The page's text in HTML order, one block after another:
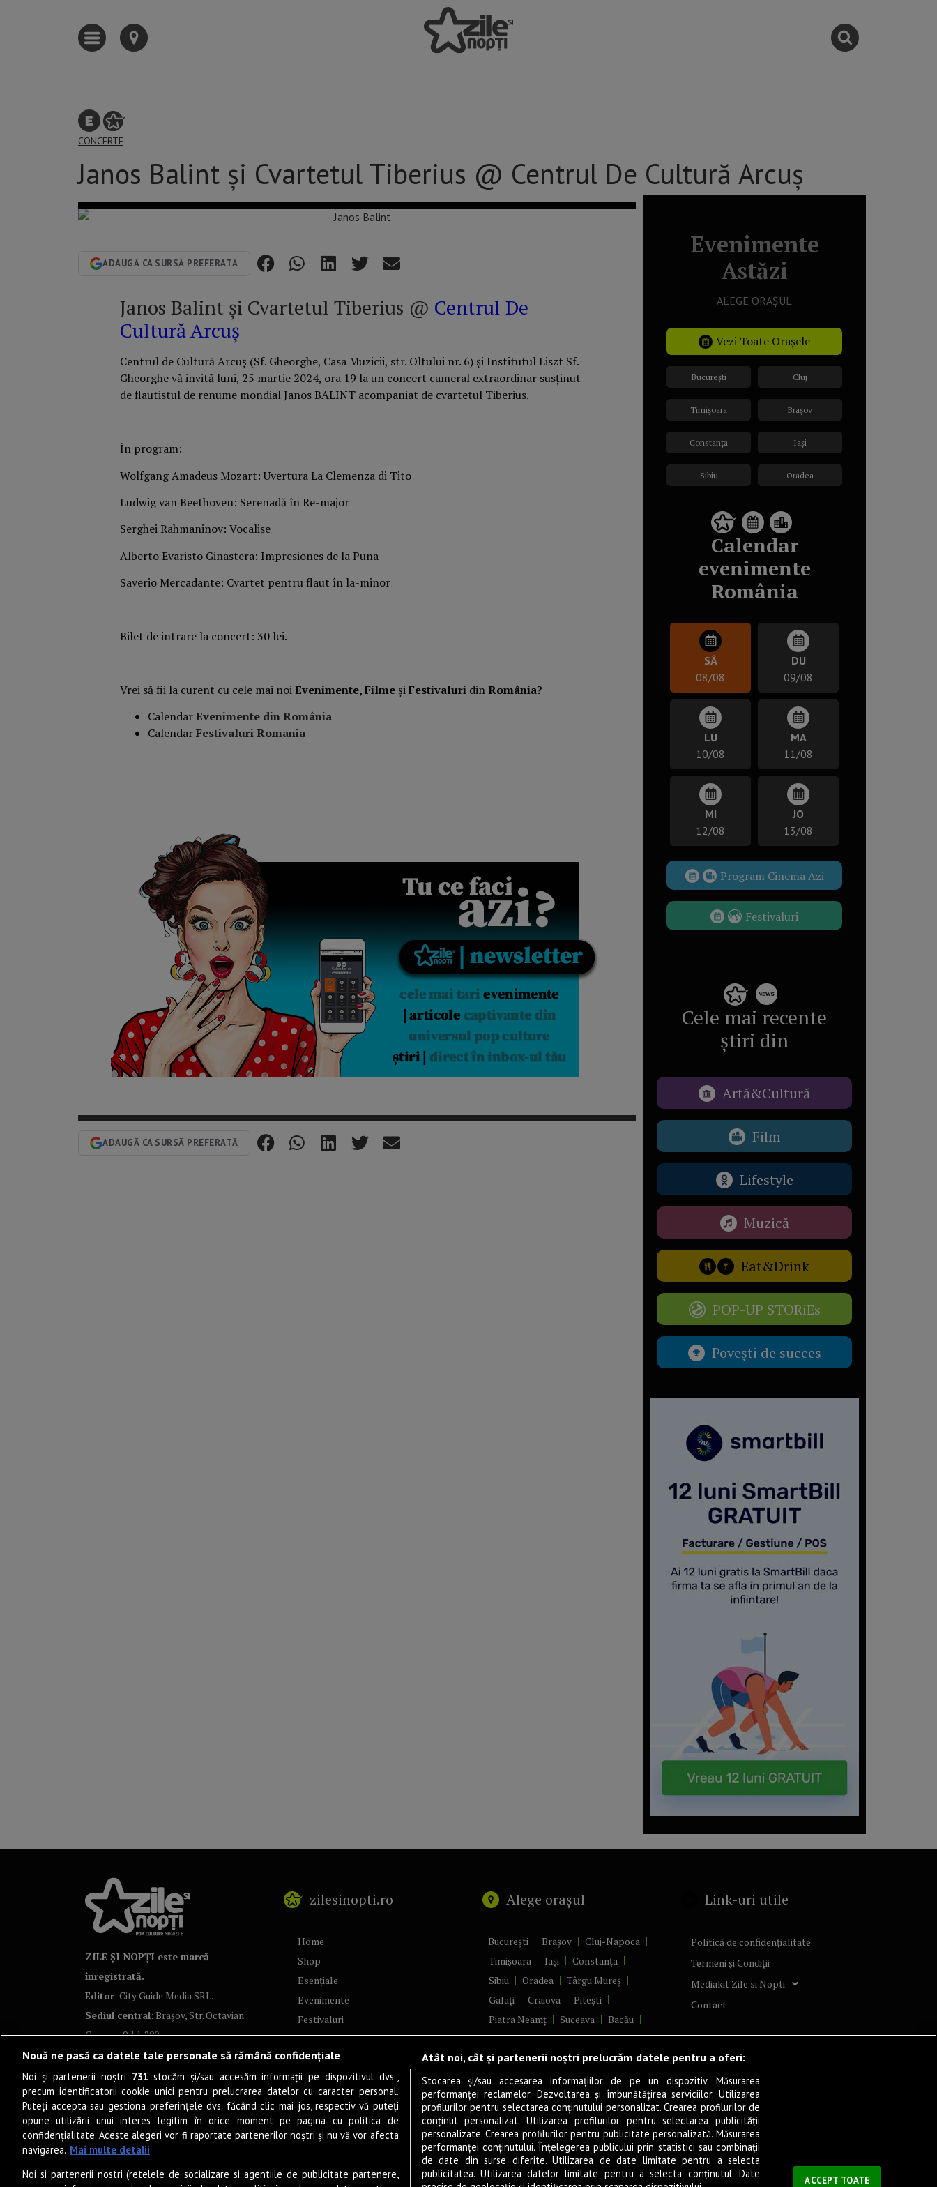
CONCERTE
Janos Balint și Cvartetul Tiberius @ Centrul De Cultură Arcuş
ADAUGĂ CA SURSĂ PREFERATĂ
Janos Balint și Cvartetul Tiberius @ Centrul De
Cultură Arcuş
Centrul de Cultură Arcuş (Sf. Gheorghe, Casa Muzicii, str. Oltului nr. 6) și Institutul Liszt Sf.
Gheorghe vă invită luni, 25 martie 2024, ora 19 la un concert cameral extraordinar susţinut
de flautistul de renume mondial Janos BALINT acompaniat de cvartetul Tiberius.
În program:
Wolfgang Amadeus Mozart: Uvertura La Clemenza di Tito
Ludwig van Beethoven: Serenadă în Re-major
Serghei Rahmaninov: Vocalise
Alberto Evaristo Ginastera: Impresiones de la Puna
Saverio Mercadante: Cvartet pentru flaut în la-minor
Bilet de intrare la concert: 30 lei.
Vrei să fii la curent cu cele mai noiEvenimente, Filme șiFestivaluri dinRomânia?
Calendar Evenimente din România
CalendarFestivaluri Romania
ADAUGĂ CA SURSĂ PREFERATĂ
Evenimente
Astăzi
ALEGE ORAȘUL
Vezi Toate Orașele
București
Timișoara
Constanța
Sibiu
Cluj
Brașov
Iași
Oradea
Calendar
evenimente
România
SÂ
08/08
DU
09/08
LU
10/08
MA
11/08
MI
12/08
JO
13/08
Program Cinema Azi
Festivaluri
Cele mai recente
știri din
Artă&Cultură
Film
Lifestyle
Muzică
Eat&Drink
POP-UP STORiEs
Povești de succes
ZILE ȘI NOPȚI este marcă
înregistrată.
Editor: City Guide Media SRL.
Sediul central: Brașov, Str. Octavian
Goga nr. 9, bl. 290
zilesinopti.ro
Home
Shop
Esențiale
Evenimente
Festivaluri
Concerte
Artă & Cultură
Teatru
Film
Program filme
Lifestyle
Muzică
Alege orașul
București Brașov
Cluj-Napoca
Timișoara
Iași
Constanța
Sibiu
Oradea
Târgu Mureș
Galați
Craiova
Pitești
Piatra Neamț
Suceava
Bacău
Brăila
Ploiești
Râmnicu Vâlcea
Alba Iulia
Arad
Bistrița
Baia Mare
Satu Mare
Sfântu Gheorghe
Deva
Focșani
Tulcea
Târgu Jiu
Alexandria
Botoșani
Buzău Vaslui
Reșița
Târgoviște
Drobeta-Turnu Severin
Călărași
Link-uri utile
Politică de confidențialitate
Termeni și Condiții
Mediakit Zile si Nopti
Contact
Nouă ne pasă ca datele tale personale să rămână confidențiale
Noi și partenerii noștri 731 stocăm și/sau accesăm informații pe dispozitivul dvs.,
precum identificatorii cookie unici pentru prelucrarea datelor cu caracter personal.
Puteți accepta sau gestiona preferințele dvs. făcând clic mai jos, respectiv vă puteți
opune utilizării unui interes legitim în orice moment pe pagina cu politica de
confidențialitate. Aceste alegeri vor fi raportate partenerilor noștri și nu vă vor afecta
navigarea. Mai multe detalii
Noi si partenerii nostri (retelele de socializare si agentiile de publicitate partenere,
Atât noi, cât și partenerii noștri prelucrăm datele pentru a oferi:
Stocarea și/sau accesarea informațiilor de pe un dispozitiv. Măsurarea
performanței reclamelor. Dezvoltarea și îmbunătățirea serviciilor. Utilizarea
profilurilor pentru selectarea conținutului personalizat. Crearea profilurilor de
conținut personalizat. Utilizarea profilurilor pentru selectarea publicității
personalizate. Crearea profilurilor pentru publicitate personalizată. Măsurarea
performanței conținutului. Înțelegerea publicului prin statistici sau combinații
de date din surse diferite. Utilizarea de date limitate pentru a selecta
publicitatea. Utilizarea datelor limitate pentru a selecta conținutul. Date
ACCEPT TOATE